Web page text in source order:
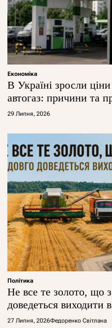
Економіка
В Україні зросли
автогаз: причини та
29 Липня, 2026
Політика
Не все те золото, що
доведеться виходити
27 Липня, 2026Федоренко Світлана